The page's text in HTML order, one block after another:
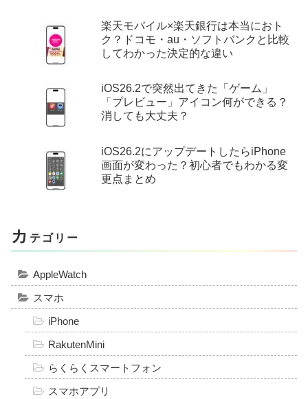
楽天モバイル×楽天銀行は本当におト
ク？ドコモ・au・ソフトバンクと比較
してわかった決定的な違い
iOS26.2で突然出てきた「ゲーム」
「プレビュー」アイコン何ができる？
消しても大丈夫？
iOS26.2にアップデートしたらiPhone
画面が変わった？初心者でもわかる変
更点まとめ
カ テゴリー
AppleWatch
スマホ
iPhone
RakutenMini
らくらくスマートフォン
スマホアプリ